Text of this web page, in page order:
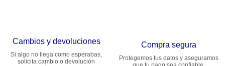
Cambios y devoluciones
Si algo no llega como esperabas,
solicita cambio o devolución
Compra segura
Protegemos tus datos y aseguramos